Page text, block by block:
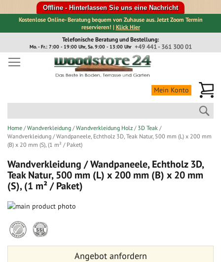
Offline - Hinterlassen Sie uns eine Nachricht
Kostenlose Online- Beratung bequem von Zuhause aus. Jetzt Zoom Termin
reservieren! | Klick Hier
Inhalt
Telefonische Beratung und Bestellung:
+49 441 - 361 300 01
Mo. - Fr.: 7:00 - 19:00 Uhr, Sa. 9:00 - 13:00 Uhr
Mein Konto
Home Wandverkleidung Wandverkleidung Holz
3D Teak
Wandverkleidung / Wandpaneele, Echtholz 3D, Teak Natur, 500 mm (L) x 200 mm
(B) x 20 mm (S), (1 m² / Paket)
Wandverkleidung / Wandpaneele, Echtholz 3D,
Teak Natur, 500 mm (L) x 200 mm (B) x 20 mm
(S), (1 m² / Paket)
Zum
der
Bildergalerie
springen
Anfang
der
Bildergalerie
Angebot anfordern